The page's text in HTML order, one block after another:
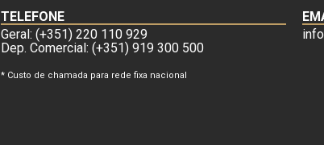
TELEFONE
Geral: (+351) 220 110 929
Dep. Comercial: (+351) 919 300 500
* Custo de chamada para rede fixa nacional